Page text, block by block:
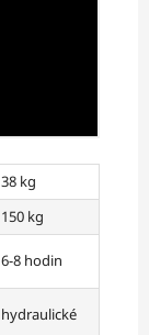
38 kg
150 kg
6-8 hodin
hydraulické